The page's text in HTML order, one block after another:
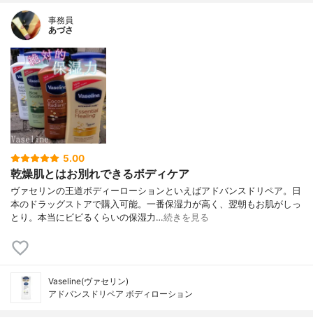
事務員
あづさ
5.00
乾燥肌とはお別れできるボディケア
ヴァセリンの王道ボディーローションといえばアドバンスドリペア。日
本のドラッグストアで購入可能。一番保湿力が高く、翌朝もお肌がしっ
とり。本当にビビるくらいの保湿力…続きを見る
Vaseline(ヴァセリン)
アドバンスドリペア ボディローション